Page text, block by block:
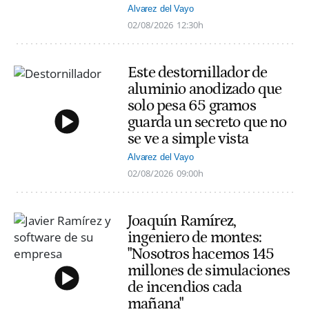
Alvarez del Vayo
02/08/2026 12:30h
Este destornillador de
aluminio anodizado que
solo pesa 65 gramos
guarda un secreto que no
se ve a simple vista
Alvarez del Vayo
02/08/2026 09:00h
Joaquín Ramírez,
ingeniero de montes:
"Nosotros hacemos 145
millones de simulaciones
de incendios cada
mañana"